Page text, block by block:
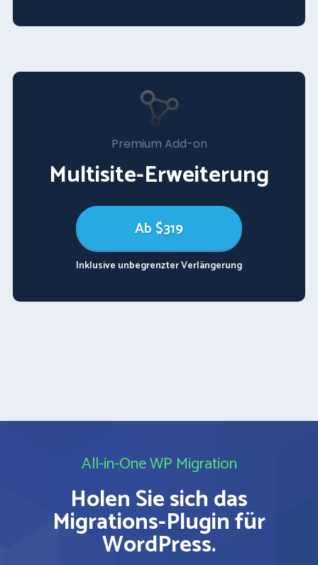
Premium Add-on
Multisite-Erweiterung
Ab $319
Inklusive unbegrenzter Verlängerung
All-in-One WP Migration
Holen Sie sich das
Migrations-Plugin für
WordPress.